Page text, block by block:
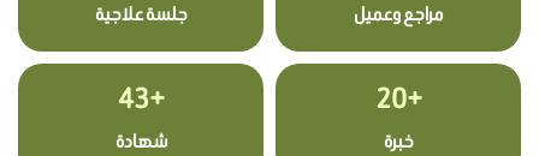
مراجع وعميل جلسة علاجية
+20
خبرة
+43
شهادة